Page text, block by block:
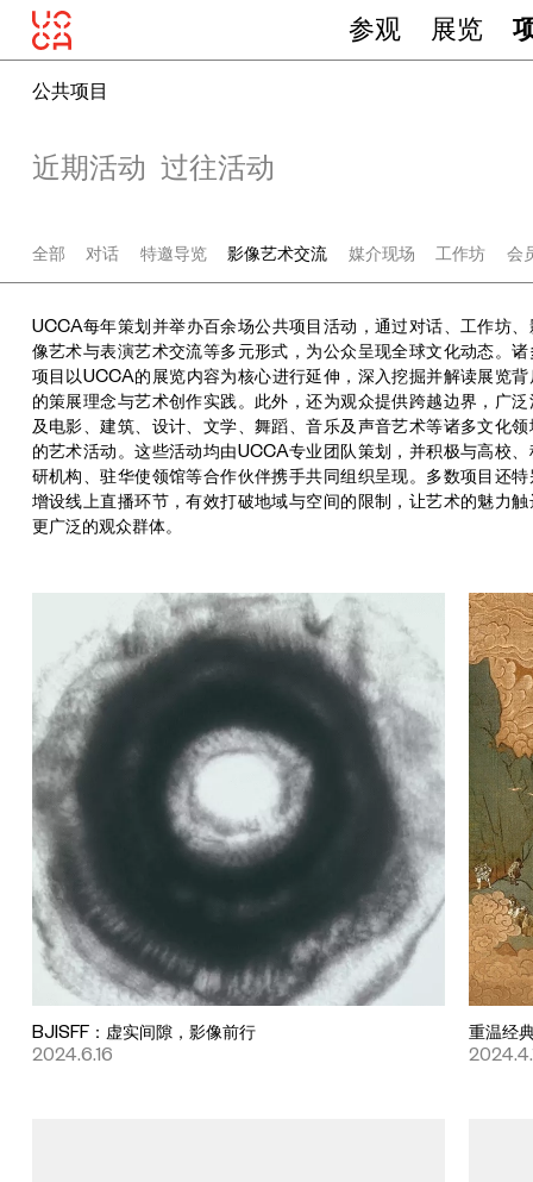
参观 展览
公共项目
近期活动 过往活动
全部 对话 特邀导览 影像艺术交流 媒介现场 工作坊 会
UCCA每年策划并举办百余场公共项目活动，通过对话、工作坊、
像艺术与表演艺术交流等多元形式，为公众呈现全球文化动态。诸
项目以UCCA的展览内容为核心进行延伸，深入挖掘并解读展览背
的策展理念与艺术创作实践。此外，还为观众提供跨越边界，广泛
及电影、建筑、设计、文学、舞蹈、音乐及声音艺术等诸多文化领
的艺术活动。这些活动均由UCCA专业团队策划，并积极与高校、
研机构、驻华使领馆等合作伙伴携手共同组织呈现。多数项目还特
增设线上直播环节，有效打破地域与空间的限制，让艺术的魅力触
更广泛的观众群体。
BJISFF：虚实间隙，影像前行
2024.6.16
重温经